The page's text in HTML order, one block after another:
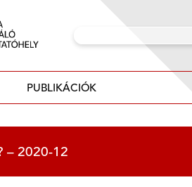
PUBLIKÁCIÓK
– 2020-12